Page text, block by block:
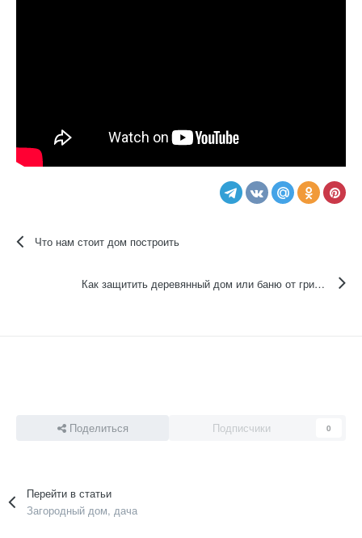
Что нам стоит дом построить
Как защитить деревянный дом или баню от грибка и гнили?
Поделиться Подписчики 0
Перейти в статьи
Загородный дом, дача